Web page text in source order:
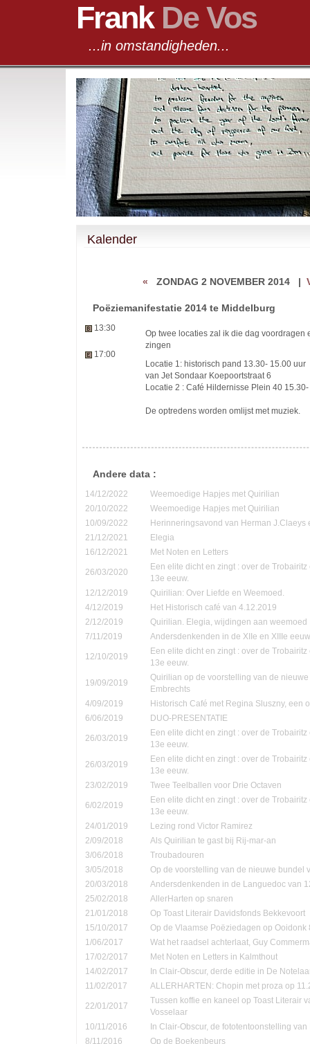
Frank De Vos
...in omstandigheden...
Kalender
« ZONDAG 2 NOVEMBER 2014|
Poëziemanifestatie 2014 te Middelburg
13:30
17:00
Op twee locaties zal ik die dag voordragen
zingen
Locatie 1: historisch pand 13.30- 15.00 uur
van Jet Sondaar Koepoortstraat 6
Locatie 2 : Café Hildernisse Plein 40
De optredens worden omlijst met muziek.
Andere data :
14/12/2022
Weemoedige Hapjes met Quirilian
20/10/2022
Weemoedige Hapjes met Quirilian
10/09/2022
Herinneringsavond van Herman J.Claeys
21/12/2021
Elegia
16/12/2021
Met Noten en Letters
26/03/2020
Een elite dicht en zingt : over de
13e eeuw.
12/12/2019
Quirilian: Over Liefde en Weemoed.
4/12/2019
Het Historisch café van 4.12.2019
2/12/2019
Quirilian. Elegia, wijdingen aan weemoed
7/11/2019
Andersdenkenden in de XIIe en XIIIe
12/10/2019
Een elite dicht en zingt : over de
13e eeuw.
19/09/2019
Quirilian op de voorstelling van de
Embrechts
4/09/2019
Historisch Café met Regina Sluszny, een
6/06/2019
DUO-PRESENTATIE
26/03/2019
Een elite dicht en zingt : over de
13e eeuw.
26/03/2019
Een elite dicht en zingt : over de
13e eeuw.
23/02/2019
Twee Teelballen voor Drie Octaven
6/02/2019
Een elite dicht en zingt : over de
13e eeuw.
24/01/2019
Lezing rond Victor Ramirez
2/09/2018
Als Quirilian te gast bij Rij-mar-an
3/06/2018
Troubadouren
3/05/2018
Op de voorstelling van de nieuwe bundel
20/03/2018
Andersdenkenden in de Languedoc van
25/02/2018
AllerHarten op snaren
21/01/2018
Op Toast Literair Davidsfonds Bekkevoort
15/10/2017
Op de Vlaamse Poëziedagen op
1/06/2017
Wat het raadsel achterlaat, Guy
17/02/2017
Met Noten en Letters in Kalmthout
14/02/2017
In Clair-Obscur, derde editie in De
11/02/2017
ALLERHARTEN: Chopin met proza op
22/01/2017
Tussen koffie en kaneel op Toast Literair
Vosselaar
10/11/2016
In Clair-Obscur, de fototentoonstelling
8/11/2016
Op de Boekenbeurs